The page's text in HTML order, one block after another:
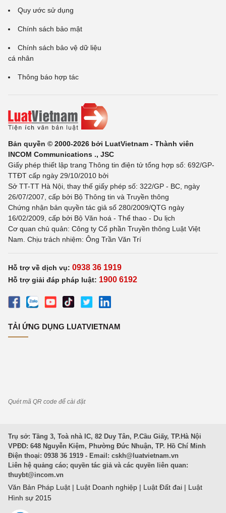
Quy ước sử dụng
Chính sách bảo mật
Chính sách bảo vệ dữ liệu
cá nhân
Thông báo hợp tác
Bản quyền © 2000-2026 bởi LuatVietnam - Thành viên
INCOM Communications ., JSC
Giấy phép thiết lập trang Thông tin điện tử tổng hợp số: 692/GP-
TTĐT cấp ngày 29/10/2010 bởi
Sở TT-TT Hà Nội, thay thế giấy phép số: 322/GP - BC, ngày
26/07/2007, cấp bởi Bộ Thông tin và Truyền thông
Chứng nhận bản quyền tác giả số 280/2009/QTG ngày
16/02/2009, cấp bởi Bộ Văn hoá - Thể thao - Du lịch
Cơ quan chủ quản: Công ty Cổ phần Truyền thông Luật Việt
Nam. Chịu trách nhiệm: Ông Trần Văn Trí
Hỗ trợ về dịch vụ: 0938 36 1919
Hỗ trợ giải đáp pháp luật: 1900 6192
TẢI ỨNG DỤNG LUATVIETNAM
Quét mã QR code để cài đặt
Trụ sở: Tầng 3, Toà nhà IC, 82 Duy Tân, P.Cầu Giấy, TP.Hà Nội
VPĐD: 648 Nguyễn Kiệm, Phường Đức Nhuận, TP. Hồ Chí Minh
Điện thoại: 0938 36 1919 - Email: cskh@luatvietnam.vn
Liên hệ quảng cáo; quyền tác giả và các quyền liên quan:
thuybt@incom.vn
Văn Bản Pháp Luật | Luật Doanh nghiệp | Luật Đất đai | Luật
Hình sự 2015